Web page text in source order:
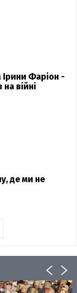
Фаріон -
війні
де ми не